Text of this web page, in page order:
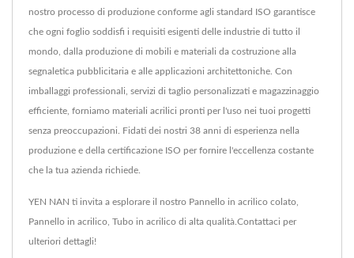
nostro processo di produzione conforme agli standard ISO garantisce
che ogni foglio soddisfi i requisiti esigenti delle industrie di tutto il
mondo, dalla produzione di mobili e materiali da costruzione alla
segnaletica pubblicitaria e alle applicazioni architettoniche. Con
imballaggi professionali, servizi di taglio personalizzati e magazzinaggio
efficiente, forniamo materiali acrilici pronti per l'uso nei tuoi progetti
senza preoccupazioni. Fidati dei nostri 38 anni di esperienza nella
produzione e della certificazione ISO per fornire l'eccellenza costante
che la tua azienda richiede.
YEN NAN ti invita a esplorare il nostro Pannello in acrilico colato
Pannello in acrilico Tubo in acrilico di alta qualità. Contattaci per
ulteriori dettagli!